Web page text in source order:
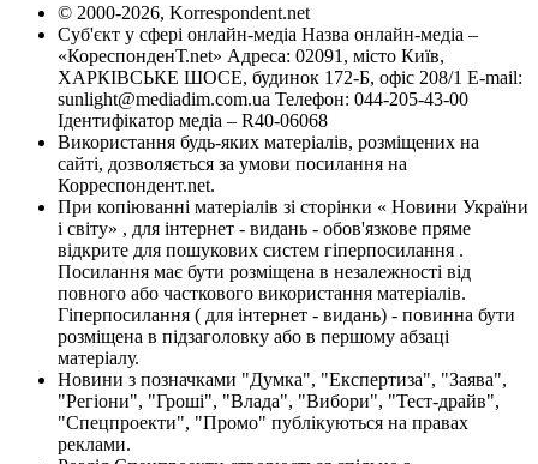
© 2000-2026, Korrespondent.net
Суб'єкт у сфері онлайн-медіа Назва онлайн-медіа –
«КореспонденТ.net» Адреса: 02091, місто Київ,
ХАРКІВСЬКЕ ШОСЕ, будинок 172-Б, офіс 208/1 E-mail:
sunlight@mediadim.com.ua Телефон: 044-205-43-00
Ідентифікатор медіа – R40-06068
Використання будь-яких матеріалів, розміщених на
сайті, дозволяється за умови посилання на
Корреспондент.net.
При копіюванні матеріалів зі сторінки « Новини України
і світу» , для інтернет - видань - обов'язкове пряме
відкрите для пошукових систем гіперпосилання .
Посилання має бути розміщена в незалежності від
повного або часткового використання матеріалів.
Гіперпосилання ( для інтернет - видань) - повинна бути
розміщена в підзаголовку або в першому абзаці
матеріалу.
Новини з позначками "Думка", "Експертиза", "Заява",
"Регіони", "Гроші", "Влада", "Вибори", "Тест-драйв",
"Спецпроекти", "Промо" публікуються на правах
реклами.